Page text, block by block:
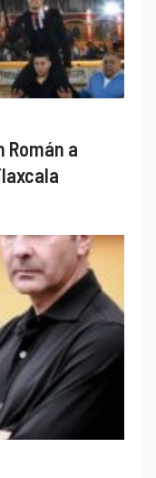
Román a